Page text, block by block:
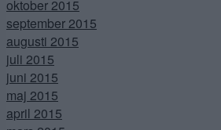
oktober 2015
september 2015
augusti 2015
juli 2015
juni 2015
maj 2015
april 2015